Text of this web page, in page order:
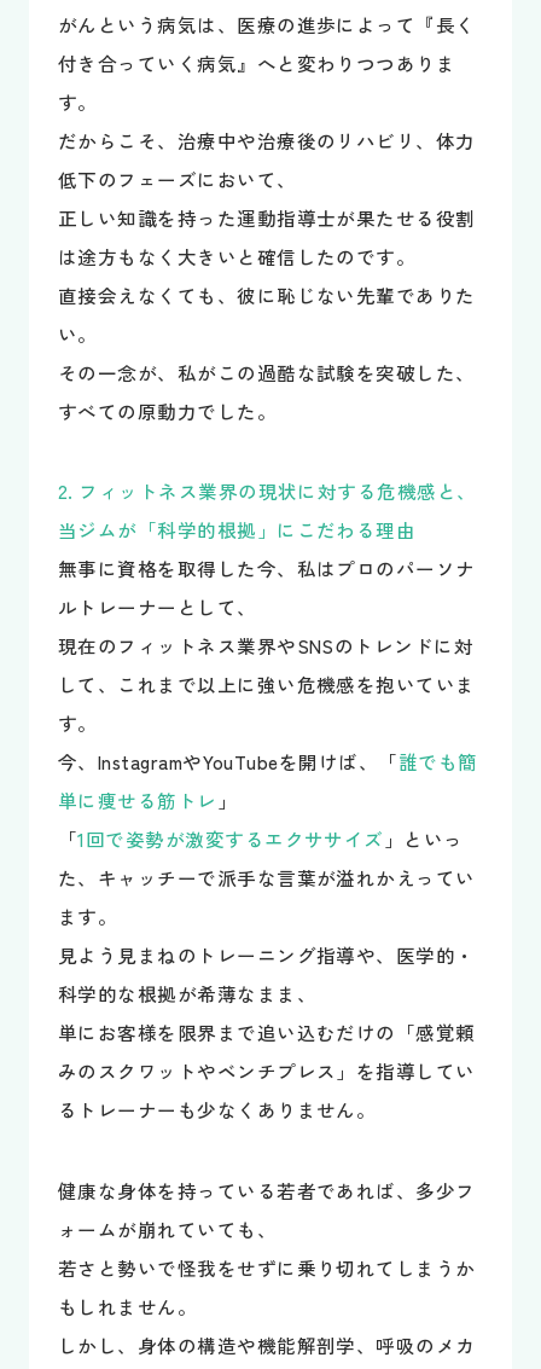
がんという病気は、医療の進歩によって『長く
付き合っていく病気』へと変わりつつありま
す。
だからこそ、治療中や治療後のリハビリ、体力
低下のフェーズにおいて、
正しい知識を持った運動指導士が果たせる役割
は途方もなく大きいと確信したのです。
直接会えなくても、彼に恥じない先輩でありた
い。
その一念が、私がこの過酷な試験を突破した、
すべての原動力でした。
2. フィットネス業界の現状に対する危機感と、
当ジムが「科学的根拠」にこだわる理由
無事に資格を取得した今、私はプロのパーソナ
ルトレーナーとして、
現在のフィットネス業界やSNSのトレンドに対
して、これまで以上に強い危機感を抱いていま
す。
今、InstagramやYouTubeを開けば、「誰でも簡
単に痩せる筋トレ 」
「1回で姿勢が激変するエクササイズ 」といっ
た、キャッチーで派手な言葉が溢れかえってい
ます。
見よう見まねのトレーニング指導や、医学的・
科学的な根拠が希薄なまま、
単にお客様を限界まで追い込むだけの「感覚頼
みのスクワットやベンチプレス」を指導してい
るトレーナーも少なくありません。
健康な身体を持っている若者であれば、多少フ
ォームが崩れていても、
若さと勢いで怪我をせずに乗り切れてしまうか
もしれません。
しかし、身体の構造や機能解剖学、呼吸のメカ